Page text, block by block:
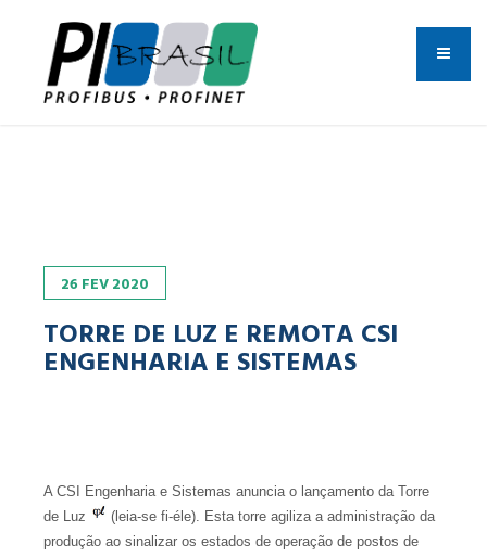
26 FEV2020
TORRE DE LUZ E REMOTA CSI
ENGENHARIA E SISTEMAS
A CSI Engenharia e Sistemas anuncia o lançamento da Torre
de Luz
(leia-se fi-éle). Esta torre agiliza a administração da
produção ao sinalizar os estados de operação de postos de